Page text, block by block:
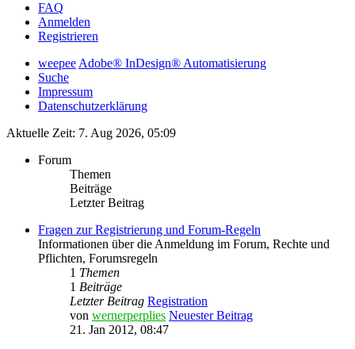
FAQ
Anmelden
Registrieren
weepeeAdobe® InDesign® Automatisierung
Suche
Impressum
Datenschutzerklärung
Aktuelle Zeit: 7. Aug 2026, 05:09
Forum
Themen
Beiträge
Letzter Beitrag
Fragen zur Registrierung und Forum-Regeln
Informationen über die Anmeldung im Forum, Rechte und
Pflichten, Forumsregeln
1 Themen
1 Beiträge
Letzter Beitrag Registration
von wernerperplies Neuester Beitrag
21. Jan 2012, 08:47